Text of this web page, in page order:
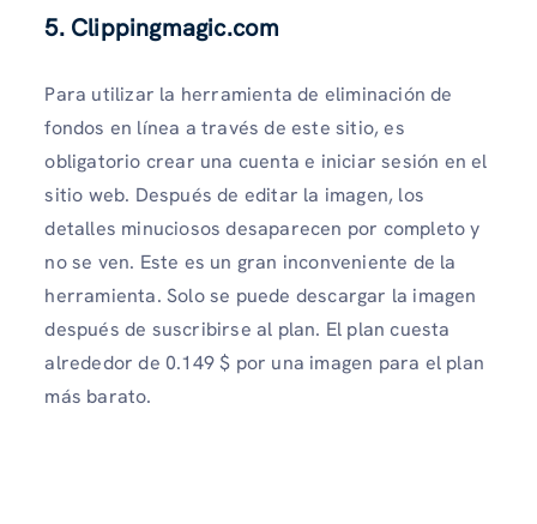
5. Clippingmagic.com
Para utilizar la herramienta de eliminación de
fondos en línea a través de este sitio, es
obligatorio crear una cuenta e iniciar sesión en el
sitio web. Después de editar la imagen, los
detalles minuciosos desaparecen por completo y
no se ven. Este es un gran inconveniente de la
herramienta. Solo se puede descargar la imagen
después de suscribirse al plan. El plan cuesta
alrededor de 0.149 $ por una imagen para el plan
más barato.